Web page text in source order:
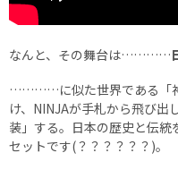
なんと、その舞台は…………
…………に似た世界である「
け、NINJAが手札から飛び出
装」する。日本の歴史と伝
セットです(？？？？？？)。